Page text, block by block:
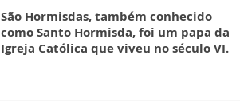
São Hormisdas, também conhecido
como Santo Hormisda, foi um papa da
Igreja Católica que viveu no século VI.